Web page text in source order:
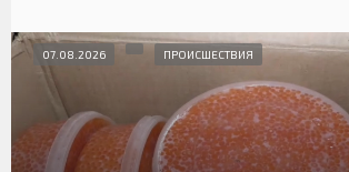
07.08.2026 ПРОИСШЕСТВИЯ